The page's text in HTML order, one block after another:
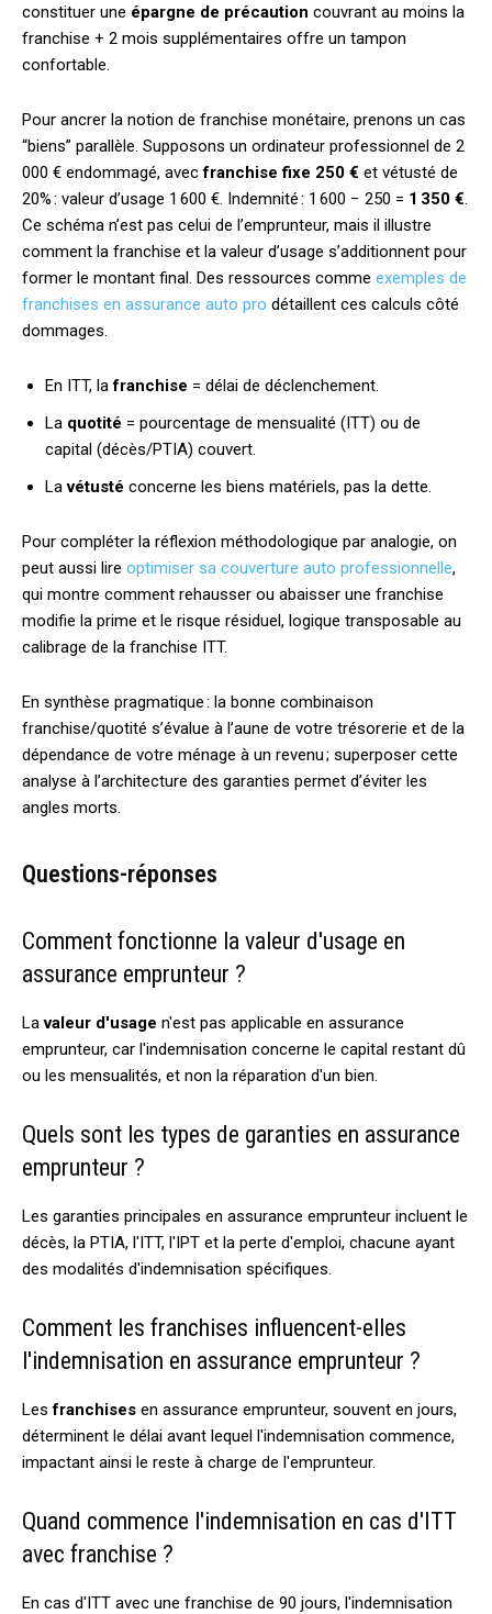
constituer une épargne de précaution couvrant au moins la
franchise + 2 mois supplémentaires offre un tampon
confortable.
Pour ancrer la notion de franchise monétaire, prenons un cas
“biens” parallèle. Supposons un ordinateur professionnel de 2
000 € endommagé, avecfranchise fixe 250 € et vétusté de
20% : valeur d’usage 1 600 €. Indemnité : 1 600 − 250 = 1 350 €.
Ce schéma n’est pas celui de l’emprunteur, mais il illustre
comment la franchise et la valeur d’usage s’additionnent pour
former le montant final. Des ressources comme exemples de
franchises en assurance auto pro détaillent ces calculs côté
dommages.
En ITT, lafranchise = délai de déclenchement.
La quotité = pourcentage de mensualité (ITT) ou de
capital (décès/PTIA) couvert.
Lavétusté concerne les biens matériels, pas la dette.
Pour compléter la réflexion méthodologique par analogie, on
peut aussi lire optimiser sa couverture auto professionnelle,
qui montre comment rehausser ou abaisser une franchise
modifie la prime et le risque résiduel, logique transposable au
calibrage de la franchise ITT.
En synthèse pragmatique : la bonne combinaison
franchise/quotité s’évalue à l’aune de votre trésorerie et de la
dépendance de votre ménage à un revenu ; superposer cette
analyse à l’architecture des garanties permet d’éviter les
angles morts.
Questions-réponses
Comment fonctionne la valeur d'usage en
assurance emprunteur ?
Lavaleur d'usage n'est pas applicable en assurance
emprunteur, car l'indemnisation concerne le capital restant dû
ou les mensualités, et non la réparation d'un bien.
Quels sont les types de garanties en assurance
emprunteur ?
Les garanties principales en assurance emprunteur incluent le
décès, la PTIA, l'ITT, l'IPT et la perte d'emploi, chacune ayant
des modalités d'indemnisation spécifiques.
Comment les franchises influencent-elles
l'indemnisation en assurance emprunteur ?
Lesfranchises en assurance emprunteur, souvent en jours,
déterminent le délai avant lequel l'indemnisation commence,
impactant ainsi le reste à charge de l'emprunteur.
Quand commence l'indemnisation en cas d'ITT
avec franchise ?
En cas d'ITT avec une franchise de 90 jours, l'indemnisation